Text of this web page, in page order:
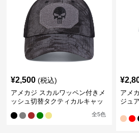
¥2,500 (税込)
アメカジ スカルワッペン付きメ
ッシュ切替タクティカルキャッ
全5色
¥
アメ
ジュ